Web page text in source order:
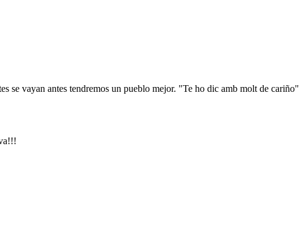
se vayan antes tendremos un pueblo mejor. "Te ho dic amb molt de cariño"